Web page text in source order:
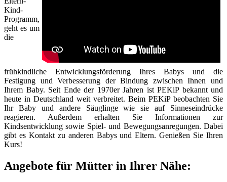
Kind-
Programm,
geht es um
die
frühkindliche Entwicklungsförderung Ihres Babys und die
Festigung und Verbesserung der Bindung zwischen Ihnen und
Ihrem Baby. Seit Ende der 1970er Jahren ist PEKiP bekannt und
heute in Deutschland weit verbreitet. Beim PEKiP beobachten Sie
Ihr Baby und andere Säuglinge wie sie auf Sinneseindrücke
reagieren. Außerdem erhalten Sie Informationen zur
Kindsentwicklung sowie Spiel- und Bewegungsanregungen. Dabei
gibt es Kontakt zu anderen Babys und Eltern. Genießen Sie Ihren
Kurs!
Angebote für Mütter in Ihrer Nähe: